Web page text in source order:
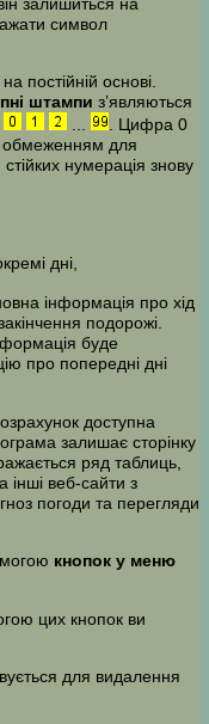
символ
постійній основі.
штампи з’являються
. Цифра 0
обмеженням для
нумерація знову
дні,
інформація про хід
подорожі.
буде
про попередні дні
доступна
залишає сторінку
ряд таблиць,
інші веб-сайти з
погоди та перегляди
кнопок у меню
цих кнопок ви
для видалення